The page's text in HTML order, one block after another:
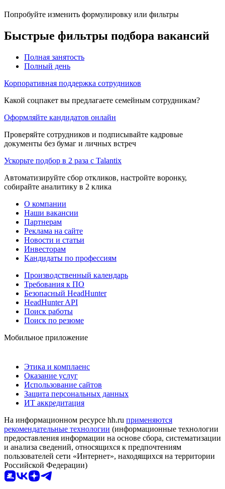
Попробуйте изменить формулировку или фильтры
Быстрые фильтры подбора вакансий
Полная занятость
Полный день
Корпоративная поддержка сотрудников
Какой соцпакет вы предлагаете семейным сотрудникам?
Оформляйте кандидатов онлайн
Проверяйте сотрудников и подписывайте кадровые
документы без бумаг и личных встреч
Ускорьте подбор в 2 раза с Talantix
Автоматизируйте сбор откликов, настройте воронку,
собирайте аналитику в 2 клика
О компании
Наши вакансии
Партнерам
Реклама на сайте
Новости и статьи
Инвесторам
Кандидаты по профессиям
Производственный календарь
Требования к ПО
Безопасный HeadHunter
HeadHunter API
Поиск работы
Поиск по резюме
Мобильное приложение
Этика и комплаенс
Оказание услуг
Использование сайтов
Защита персональных данных
ИТ аккредитация
На информационном ресурсе hh.ru применяются
рекомендательные технологии (информационные технологии
предоставления информации на основе сбора, систематизации
и анализа сведений, относящихся к предпочтениям
пользователей сети «Интернет», находящихся на территории
Российской Федерации)